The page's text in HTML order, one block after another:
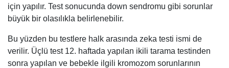
için yapılır. Test sonucunda down sendromu gibi sorunlar
büyük bir olasılıkla belirlenebilir.
Bu yüzden bu testlere halk arasında zeka testi ismi de
verilir. Üçlü test 12. haftada yapılan ikili tarama testinden
sonra yapılan ve bebekle ilgili kromozom sorunlarının